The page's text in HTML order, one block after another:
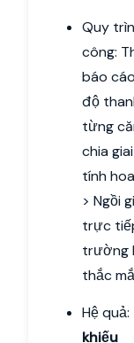
Quy
công:
báo
độ
từng
chia
tính
> Ngồi
trực
trường
thắc
Hệ quả:
khiếu